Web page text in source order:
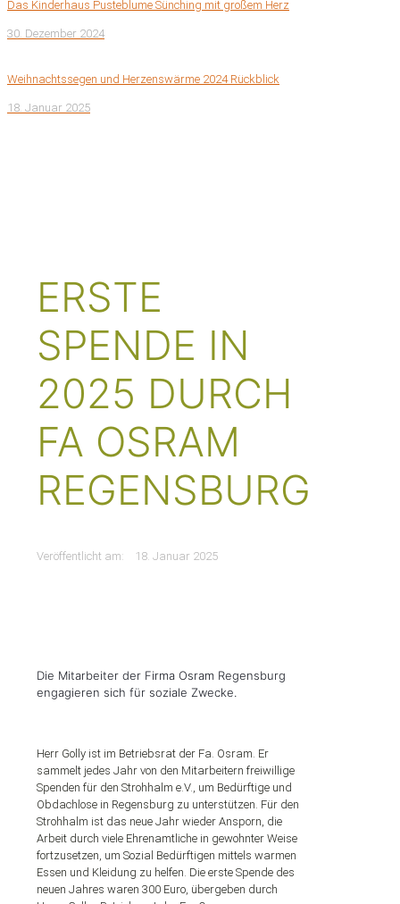
Das Kinderhaus Pusteblume Sünching mit großem Herz
30. Dezember 2024
Weihnachtssegen und Herzenswärme 2024 Rückblick
18. Januar 2025
ERSTE
SPENDE IN
2025 DURCH
FA OSRAM
REGENSBURG
Veröffentlicht am: 18. Januar 2025
Die Mitarbeiter der Firma Osram Regensburg
engagieren sich für soziale Zwecke.
Herr Golly ist im Betriebsrat der Fa. Osram. Er
sammelt jedes Jahr von den Mitarbeitern freiwillige
Spenden für den Strohhalm e.V., um Bedürftige und
Obdachlose in Regensburg zu unterstützen. Für den
Strohhalm ist das neue Jahr wieder Ansporn, die
Arbeit durch viele Ehrenamtliche in gewohnter Weise
fortzusetzen, um Sozial Bedürftigen mittels warmen
Essen und Kleidung zu helfen. Die erste Spende des
neuen Jahres waren 300 Euro, übergeben durch